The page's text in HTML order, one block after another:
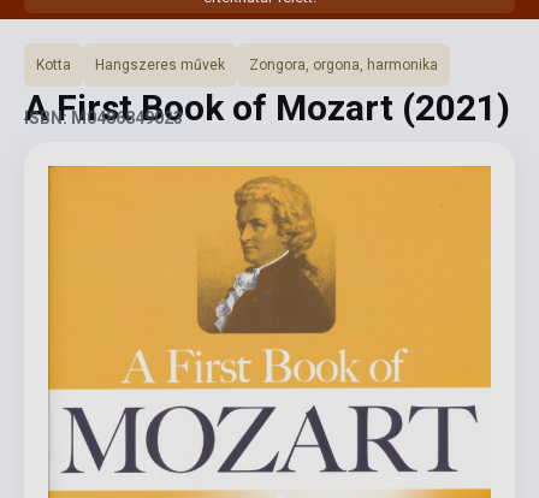
Kotta Hangszeres művek Zongora, orgona, harmonika
A First Book of Mozart (2021)
ISBN: M0486849023